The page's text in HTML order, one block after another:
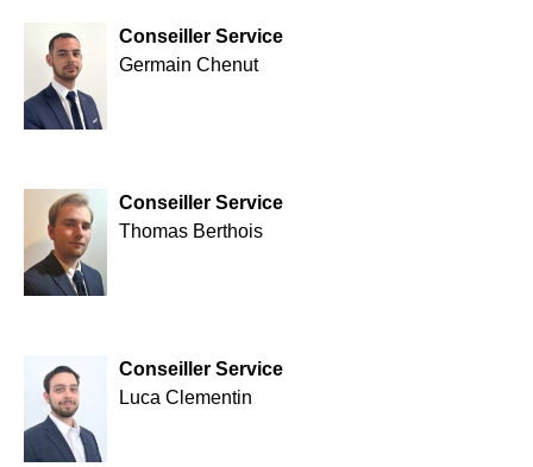
Conseiller Service
Germain Chenut
Conseiller Service
Thomas Berthois
Conseiller Service
Luca Clementin